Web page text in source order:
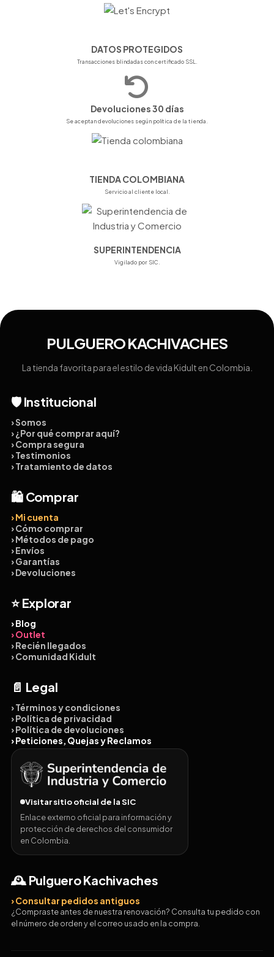
DATOS PROTEGIDOS
Transacciones blindadas con certificado SSL.
Devoluciones 30 días
Se aceptan devoluciones según política de la tienda.
TIENDA COLOMBIANA
Servicio al cliente local.
SUPERINTENDENCIA
Vigilado por SIC.
PULGUERO KACHIVACHES
La tienda favorita para el estilo de vida Kidult en Colombia.
🛡️ Institucional
› Somos
› ¿Por qué comprar aquí?
› Compra segura
› Testimonios
› Tratamiento de datos
🛍️ Comprar
› Mi cuenta
› Cómo comprar
› Métodos de pago
› Envíos
› Garantías
› Devoluciones
⭐ Explorar
› Blog
› Outlet
› Recién llegados
› Comunidad Kidult
📄 Legal
› Términos y condiciones
› Política de privacidad
› Política de devoluciones
› Peticiones, Quejas y Reclamos
Visitar sitio oficial de la SIC
Enlace externo oficial para información y
protección de derechos del consumidor
en Colombia.
🕰️ Pulguero Kachivaches
› Consultar pedidos antiguos
¿Compraste antes de nuestra renovación? Consulta tu pedido con
el número de orden y el correo usado en la compra.